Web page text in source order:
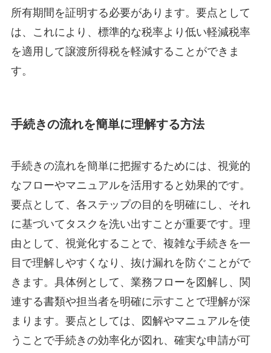
所有期間を証明する必要があります。要点として
は、これにより、標準的な税率より低い軽減税率
を適用して譲渡所得税を軽減することができま
す。
手続きの流れを簡単に理解する方法
手続きの流れを簡単に把握するためには、視覚的
なフローやマニュアルを活用すると効果的です。
要点として、各ステップの目的を明確にし、それ
に基づいてタスクを洗い出すことが重要です。理
由として、視覚化することで、複雑な手続きを一
目で理解しやすくなり、抜け漏れを防ぐことがで
きます。具体例として、業務フローを図解し、関
連する書類や担当者を明確に示すことで理解が深
まります。要点としては、図解やマニュアルを使
うことで手続きの効率化が図れ、確実な申請が可